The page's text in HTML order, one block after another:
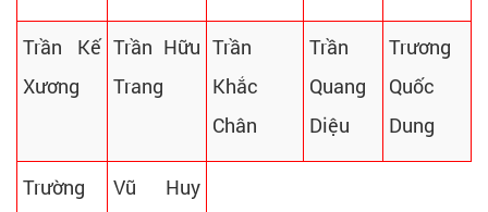
Trần Kế
Xương
Trần Hữu
Trang
Trần
Khắc
Chân
Trần
Quang
Diệu
Trương
Quốc
Dung
Trường
Vũ Huy